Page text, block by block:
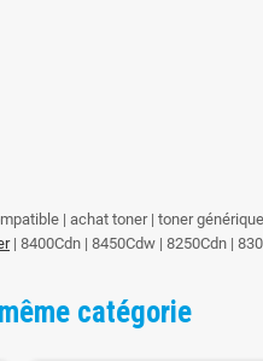
| achat toner | toner
| 8400Cdn | 8450Cdw | 8250Cdn |
catégorie